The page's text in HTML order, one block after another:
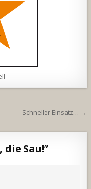
Schneller Einsatz… →
die Sau!”